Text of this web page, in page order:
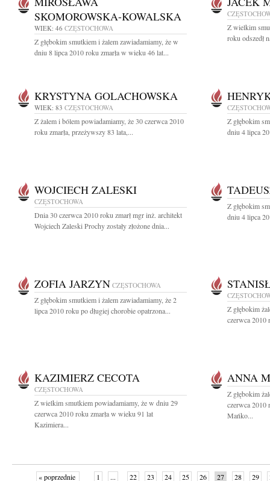
SKOMOROWSKA-KOWALSKA
WIEK: 46 CZĘSTOCHOWA
Z głębokim smutkiem i żalem zawiadamiamy, że w
dniu 8 lipca 2010 roku zmarła w wieku 46 lat...
Z wielkim
roku odszedł
KRYSTYNA GOLACHOWSKA
WIEK: 83 CZĘSTOCHOWA
Z żalem i bólem powiadamiamy, że 30 czerwca 2010
roku zmarła, przeżywszy 83 lata,...
Z głębokim
dniu 4 lipca
WOJCIECH ZALESKI
CZĘSTOCHOWA
Dnia 30 czerwca 2010 roku zmarł mgr inż. architekt
Wojciech Zaleski Prochy zostały złożone dnia...
Z głębokim
dniu 4 lipca
ZOFIA JARZYN CZĘSTOCHOWA
Z głębokim smutkiem i żalem zawiadamiamy, że 2
lipca 2010 roku po długiej chorobie opatrzona...
Z głębokim
czerwca 2010
KAZIMIERZ CECOTA
CZĘSTOCHOWA
Z wielkim smutkiem powiadamiamy, że w dniu 29
czerwca 2010 roku zmarła w wieku 91 lat
Kazimiera...
ANNA
Z głębokim
czerwca 2010
Mańko...
« poprzednie 1 ... 22 23 24 25 26 27 28 29